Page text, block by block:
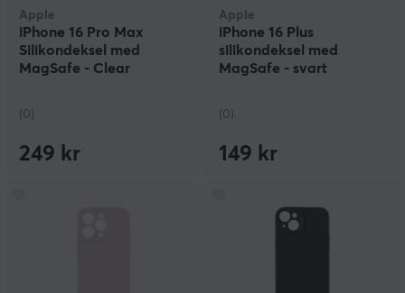
Apple
iPhone 16 Pro Max
Silikondeksel med
MagSafe - Clear
(0)
249 kr
Apple
iPhone 16 Plus
silikondeksel med
MagSafe - svart
(0)
149 kr